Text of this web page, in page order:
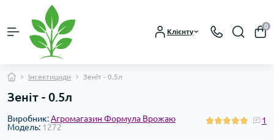
Клієнту
0
Інсектициди Зеніт - 0.5л
Зеніт - 0.5л
Виробник:Агромагазин Формула Врожаю
Модель: 1272
1